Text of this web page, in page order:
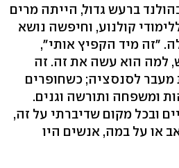
ברעש גדול, הייתה מרים
קולנוע, וחיפשה נושא
"זה מיד הקפיץ אותי",
למה הוא עשה את זה. זה
לסנסציה; כשחופרים
ומשפחה ותורשה וגנים.
ובכל מקום שדיברתי על זה,
או על במה, אנשים היו